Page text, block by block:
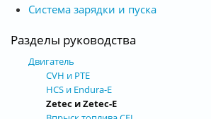
Система зарядки и пуска
Разделы руководства
Двигатель
CVH и РТЕ
HCS и Endura-E
Zetec и Zetec-E